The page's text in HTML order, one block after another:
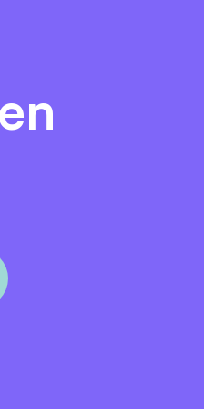
of op locatie.
bieden?
opdrachten